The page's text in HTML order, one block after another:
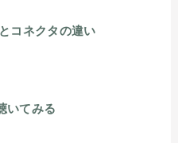
コネクタの違い
いてみる